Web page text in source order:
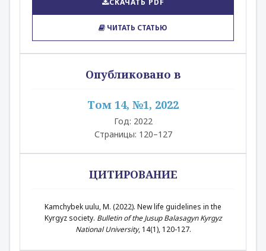
СКАЧАТЬ PDF
ЧИТАТЬ СТАТЬЮ
Опубликовано в
Том 14, №1, 2022
Год: 2022
Страницы: 120–127
ЦИТИРОВАНИЕ
Kamchybek uulu, M. (2022). New life guidelines in the
Kyrgyz society. Bulletin of the Jusup Balasagyn Kyrgyz
National University, 14(1), 120-127.